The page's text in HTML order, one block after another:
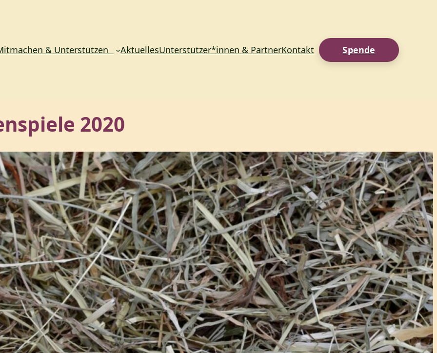
& Unterstützen AktuellesUnterstützer*innen & PartnerKontakt Spende
2020